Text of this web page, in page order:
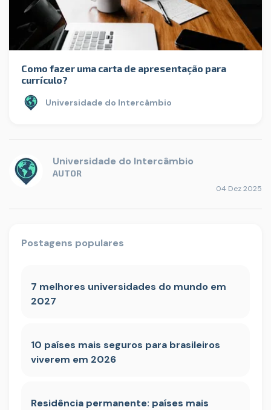
Como fazer uma carta de apresentação para
currículo?
Universidade do Intercâmbio
Universidade do Intercâmbio
AUTOR
04 Dez 2025
Postagens populares
7 melhores universidades do mundo em
2027
10 países mais seguros para brasileiros
viverem em 2026
Residência permanente: países mais